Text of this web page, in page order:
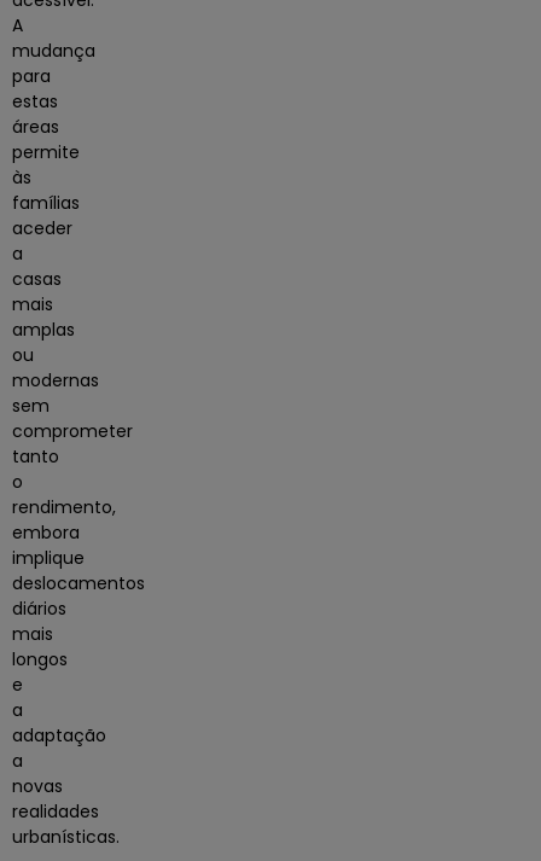
A
mudança
para
estas
áreas
permite
às
famílias
aceder
a
casas
mais
amplas
ou
modernas
sem
comprometer
tanto
o
rendimento,
embora
implique
deslocamentos
diários
mais
longos
e
a
adaptação
a
novas
realidades
urbanísticas.